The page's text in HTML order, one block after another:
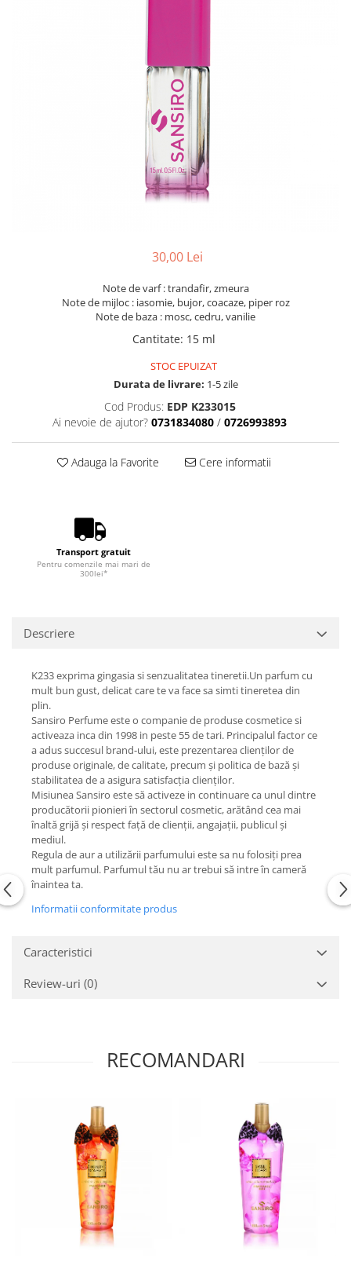
30,00 Lei
Note de varf : trandafir, zmeura
Note de mijloc : iasomie, bujor, coacaze, piper roz
Note de baza : mosc, cedru, vanilie
Cantitate: 15 ml
STOC EPUIZAT
Durata de livrare: 1-5 zile
Cod Produs: EDP K233015
Ai nevoie de ajutor? 0731834080 / 0726993893
Adauga la Favorite Cere informatii
Transport gratuit
Pentru comenzile mai mari de
300lei*
Descriere
K233 exprima gingasia si senzualitatea tineretii.Un parfum cu
mult bun gust, delicat care te va face sa simti tineretea din
plin.
Sansiro Perfume este o companie de produse cosmetice si
activeaza inca din 1998 in peste 55 de tari. Principalul factor ce
a adus succesul brand-ului, este prezentarea clienților de
produse originale, de calitate, precum și politica de bază și
stabilitatea de a asigura satisfacția clienților.
Misiunea Sansiro este să activeze in continuare ca unul dintre
producătorii pionieri în sectorul cosmetic, arătând cea mai
înaltă grijă și respect față de clienții, angajații, publicul și
mediul.
Regula de aur a utilizării parfumului este sa nu folosiți prea
mult parfumul. Parfumul tău nu ar trebui să intre în cameră
înaintea ta.
Informatii conformitate produs
Caracteristici
Review-uri (0)
RECOMANDARI